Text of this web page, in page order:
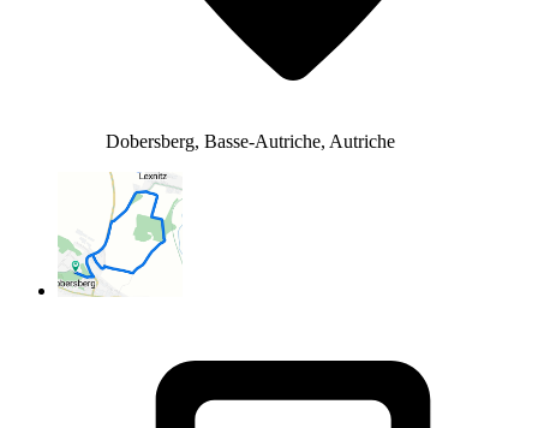
Dobersberg, Basse-Autriche, Autriche